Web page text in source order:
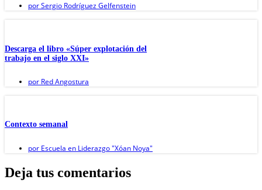
porSergio Rodríguez Gelfenstein
Descarga el libro «Súper explotación del
trabajo en el siglo XXI»
por Red Angostura
Contexto semanal
por Escuela en Liderazgo "Xóan Noya"
Deja tus comentarios